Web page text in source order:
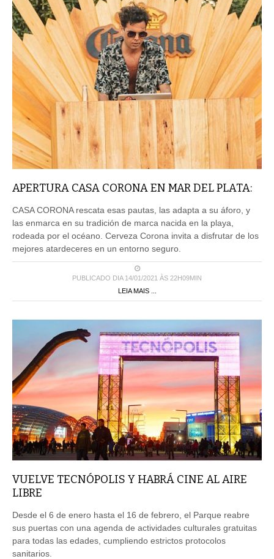
APERTURA CASA CORONA EN MAR DEL PLATA:
CASA CORONA rescata esas pautas, las adapta a su áforo, y
las enmarca en su tradición de marca nacida en la playa,
rodeada por el océano. Cerveza Corona invita a disfrutar de los
mejores atardeceres en un entorno seguro.
PUBLICADO DIA 14/01/2021 ÀS 22H09MIN
LEIA MAIS ...
VUELVE TECNÓPOLIS Y HABRÁ CINE AL AIRE
LIBRE
Desde el 6 de enero hasta el 16 de febrero, el Parque reabre
sus puertas con una agenda de actividades culturales gratuitas
para todas las edades, cumpliendo estrictos protocolos
sanitarios.